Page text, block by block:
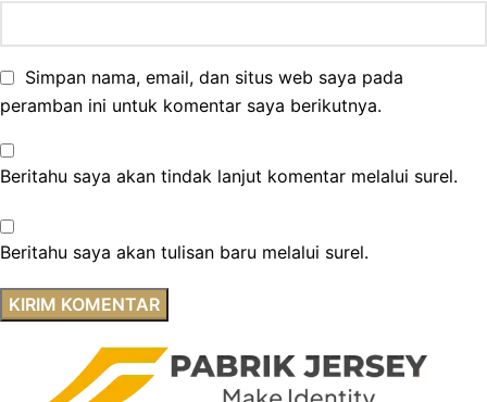
Simpan nama, email, dan situs web saya pada
peramban ini untuk komentar saya berikutnya.
Beritahu saya akan tindak lanjut komentar melalui surel.
Beritahu saya akan tulisan baru melalui surel.